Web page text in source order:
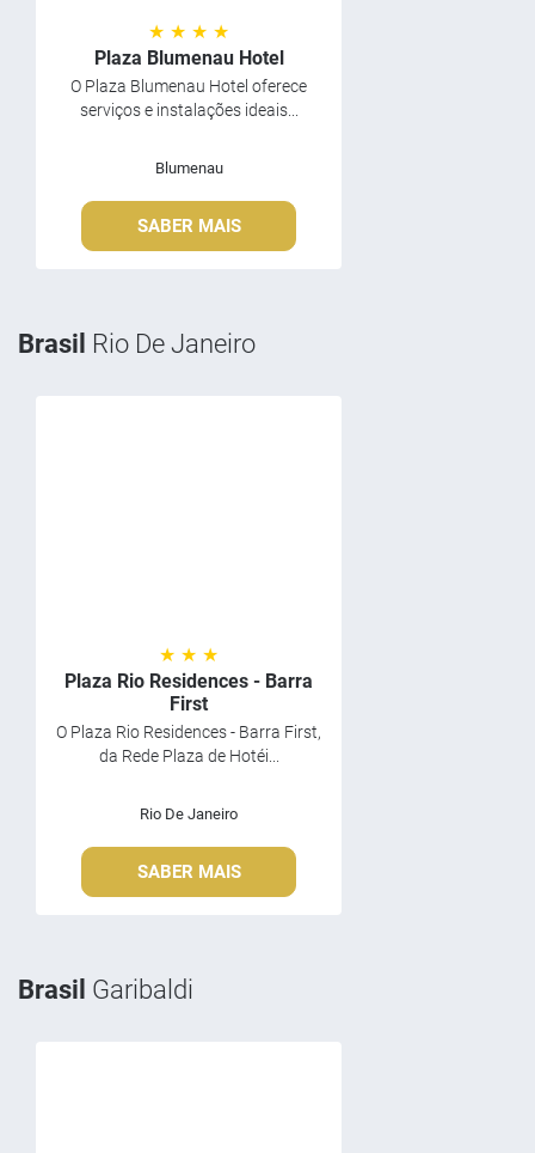
★ ★ ★ ★
Plaza Blumenau Hotel
O Plaza Blumenau Hotel oferece
serviços e instalações ideais...
Blumenau
SABER MAIS
Brasil Rio De Janeiro
★ ★ ★
Plaza Rio Residences - Barra
First
O Plaza Rio Residences - Barra First,
da Rede Plaza de Hotéi...
Rio De Janeiro
SABER MAIS
Brasil Garibaldi